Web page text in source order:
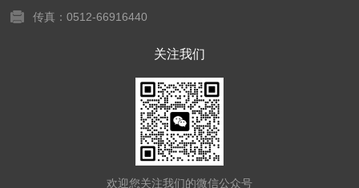
传真：0512-66916440
关注我们
欢迎您关注我们的微信公众号